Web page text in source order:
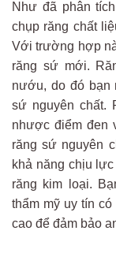
Như đã phân
chụp răng chất
Với trường hợp
răng sứ mới.
nướu, do đó bạn
sứ nguyên chất.
nhược điểm đen
răng sứ nguyên
khả năng chịu
răng kim loại.
thẩm mỹ uy tín
cao để đảm bảo